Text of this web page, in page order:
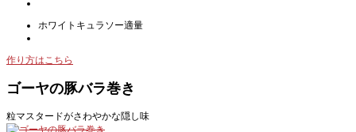
ホワイトキュラソー適量
作り方はこちら
ゴーヤの豚バラ巻き
粒マスタードがさわやかな隠し味